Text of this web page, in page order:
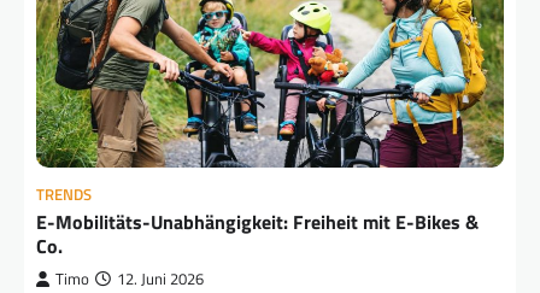
TRENDS
E-Mobilitäts-Unabhängigkeit: Freiheit mit E-Bikes &
Co.
Timo 12. Juni 2026